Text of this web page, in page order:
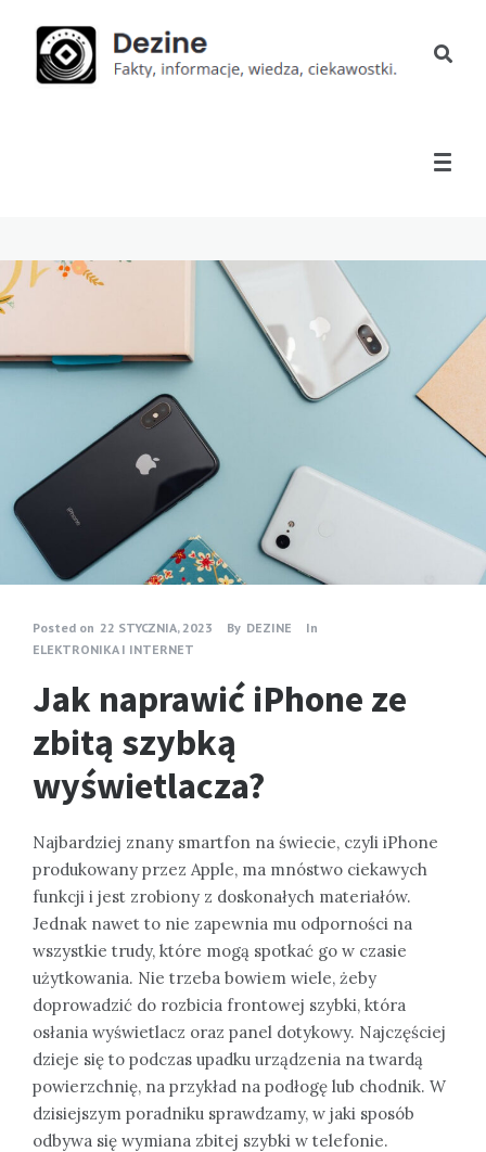
Posted on 22 STYCZNIA, 2023 By DEZINE
In
ELEKTRONIKA I INTERNET
Jak naprawić iPhone ze
zbitą szybką
wyświetlacza?
Najbardziej znany smartfon na świecie, czyli iPhone
produkowany przez Apple, ma mnóstwo ciekawych
funkcji i jest zrobiony z doskonałych materiałów.
Jednak nawet to nie zapewnia mu odporności na
wszystkie trudy, które mogą spotkać go w czasie
użytkowania. Nie trzeba bowiem wiele, żeby
doprowadzić do rozbicia frontowej szybki, która
osłania wyświetlacz oraz panel dotykowy. Najczęściej
dzieje się to podczas upadku urządzenia na twardą
powierzchnię, na przykład na podłogę lub chodnik. W
dzisiejszym poradniku sprawdzamy, w jaki sposób
odbywa się wymiana zbitej szybki w telefonie.